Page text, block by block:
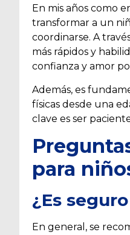
En mis años como
transformar a un
coordinarse. A
más rápidos y
confianza y amor
Además, es
físicas desde una
clave es ser
para
¿Es
En general, se